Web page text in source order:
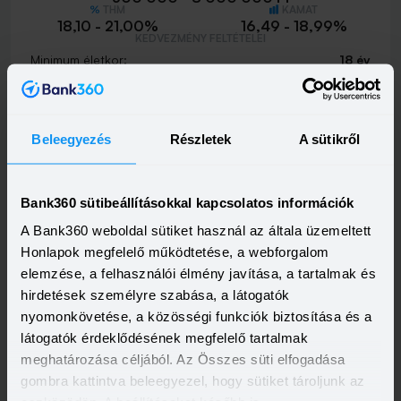
Beleegyezés Részletek A sütikről
Bank360 sütibeállításokkal kapcsolatos információk
A Bank360 weboldal sütiket használ az általa üzemeltett
Honlapok megfelelő működtetése, a webforgalom
elemzése, a felhasználói élmény javítása, a tartalmak és
hirdetések személyre szabása, a látogatók
nyomonkövetése, a közösségi funkciók biztosítása és a
látogatók érdeklődésének megfelelő tartalmak
meghatározása céljából. Az Összes süti elfogadása
gombra kattintva beleegyezel, hogy sütiket tároljunk az
18,10 - 21,00% 16,49 - 18,99%
Minimum életkor:
18 év
Minimum munkaviszony:
3 hónap
Minimum jövedelem:
214 662 Ft
Visszahívást szeretnék
MBH Személyi Kölcsön 400+
HITELÖSSZEG
500 000 - 15 000 000 Ft
10,00 - 19,80% 9,39 - 17,99%
KEDVEZMÉNY FELTÉTELEI
Minimum életkor:
Minimum munkaviszony:
3 hónap
Minimum jövedelem:
400 000 Ft